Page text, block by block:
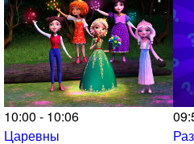
10:00 - 10:06
Царевны